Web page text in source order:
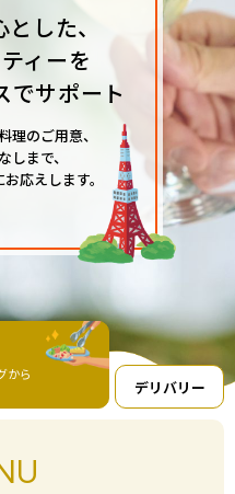
した、
ィーを
でサポート
理のご⽤意、
しまで、
応えします。
から
デリバリー